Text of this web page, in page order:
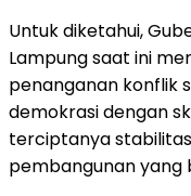
Untuk diketahui,
Lampung saat ini
penanganan konflik
demokrasi dengan
terciptanya
pembangunan yang